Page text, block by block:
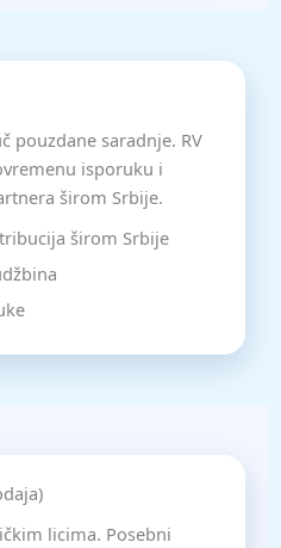
pouzdane saradnje. RV
isporuku i
širom Srbije.
širom Srbije
licima. Posebni